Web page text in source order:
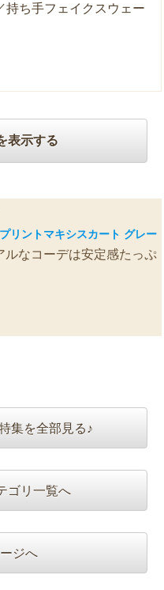
持ち手フェイクスウェー
表示する
リントマキシスカート グレー
ルなコーデは安定感たっぷ
集を全部見る♪
ゴリ一覧へ
ジへ